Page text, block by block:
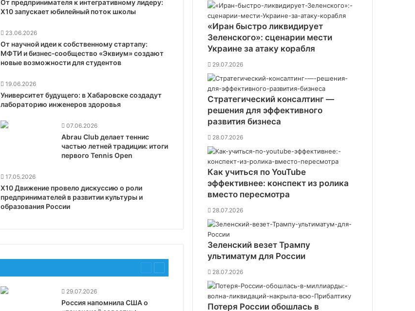
От предпринимателя к интегративному лидеру:
X10 запускает юбилейный поток школы
23.06.2026
От научной идеи к собственному стартапу:
МФТИ и бизнес‑сообщество «Эквиум» создают
новые возможности для студентов
19.06.2026
Университет будущего: в Хабаровске создадут
лабораторию инженеров здоровья
07.06.2026
Abrau Club делает теннис
частью летней традиции: итоги
первого Tennis Open
17.05.2026
X10 Движение провело дискуссию о роли
предпринимателей в развитии культуры и
образования России
страницастраница
29.07.2026
Россия напомнила США о
«Иран быстро ликвидирует
Зеленского»: сценарии мести
Украине за атаку корабля
29.07.2026
Стратегический консалтинг —
решения для эффективного
развития бизнеса
28.07.2026
Как учиться по YouTube
эффективнее: конспект из ролика
вместо пересмотра
28.07.2026
Зеленский везет Трампу
ультиматум для России
28.07.2026
Потеря России обошлась в